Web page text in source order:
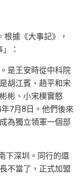
據《大事記》，
：
是王安時從中科院
胡江賓、趙平和宋
彬、小宋樸實憨
7月8日。他們後來
為獨立領軍一個部
下深圳。同行的還
不當了，正式加盟